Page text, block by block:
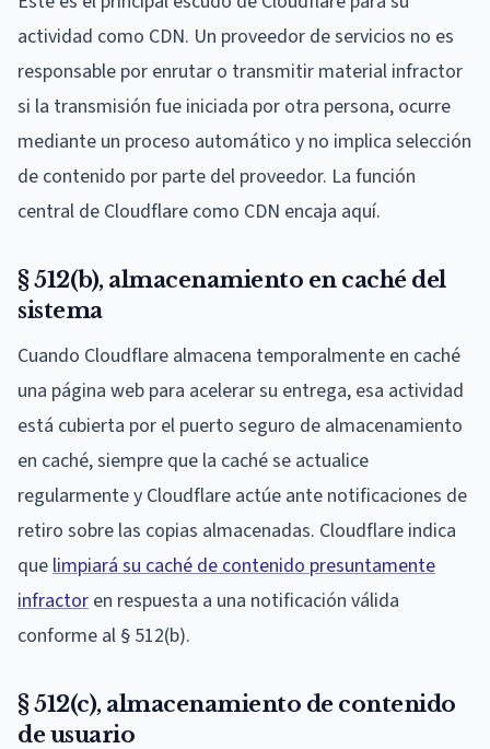
actividad como CDN. Un proveedor de servicios no es
responsable por enrutar o transmitir material infractor
si la transmisión fue iniciada por otra persona, ocurre
mediante un proceso automático y no implica selección
de contenido por parte del proveedor. La función
central de Cloudflare como CDN encaja aquí.
§ 512(b), almacenamiento en caché del
sistema
Cuando Cloudflare almacena temporalmente en caché
una página web para acelerar su entrega, esa actividad
está cubierta por el puerto seguro de almacenamiento
en caché, siempre que la caché se actualice
regularmente y Cloudflare actúe ante notificaciones de
retiro sobre las copias almacenadas. Cloudflare indica
que limpiará su caché de contenido presuntamente
infractor en respuesta a una notificación válida
conforme al § 512(b).
§ 512(c), almacenamiento de contenido
de usuario